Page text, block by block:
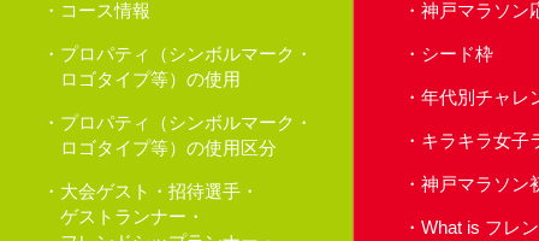
コース情報
プロパティ（シンボルマーク・
ロゴタイプ等）の使用
プロパティ（シンボルマーク・
ロゴタイプ等）の使用区分
大会ゲスト・招待選手・
ゲストランナー・
神戸マラソン
シード枠
年代別チャレ
キラキラ女子
神戸マラソン
What is フレ